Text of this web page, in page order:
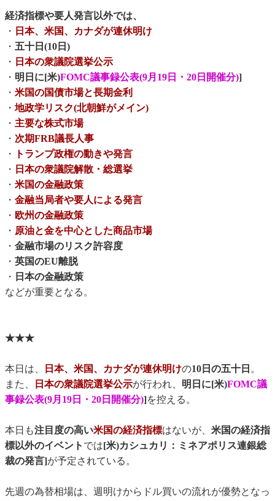
経済指標や要人発言以外では、
・ 日本、米国、カナダが連休明け
・ 五十日(10日)
・ 日本の衆議院選挙公示
・ 明日に[米)FOMC議事録公表(9月19日・20日開催分)]
・ 米国の国債市場と長期金利
・ 地政学リスク(北朝鮮がメイン)
・ 主要な株式市場
・ 次期FRB議長人事
・
トランプ政権の動きや発言
・ 日本の衆議院解散・総選挙
・ 米国の金融政策
・ 金融当局者や要人による発言
・ 欧州の金融政策
・ 原油と金を中心とした商品市場
・ 金融市場のリスク許容度
・ 英国のEU離脱
・ 日本の金融政策
などが重要となる。
★★★
本日は、 日本、米国、カナダが連休明けの10日の五十日 。
また、
日本の衆議院選挙公示が行われ、 明日に[米)FOMC議
事録公表(9月19日・20日開催分)]を控える。
本日も注目度の高い米国の経済指標はないが、 米国の経済指
標以外のイベント では[米)カシュカリ：ミネアポリス連銀総
裁の発言]が予定されている。
先週の為替相場は、週明けからドル買いの流れが優勢となっ